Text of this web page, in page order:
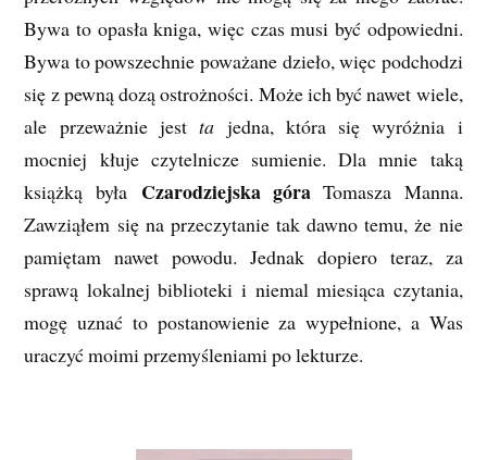
Bywa to opasła kniga, więc czas musi być odpowiedni.
Bywa to powszechnie poważane dzieło, więc podchodzi
się z pewną dozą ostrożności. Może ich być nawet wiele,
ale przeważnie jestta jedna, która się wyróżnia i
mocniej kłuje czytelnicze sumienie. Dla mnie taką
książką była Czarodziejska góra Tomasza Manna.
Zawziąłem się na przeczytanie tak dawno temu, że nie
pamiętam nawet powodu. Jednak dopiero teraz, za
sprawą lokalnej biblioteki i niemal miesiąca czytania,
mogę uznać to postanowienie za wypełnione, a Was
uraczyć moimi przemyśleniami po lekturze.